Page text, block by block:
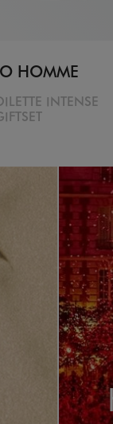
HOMME
INTENSE